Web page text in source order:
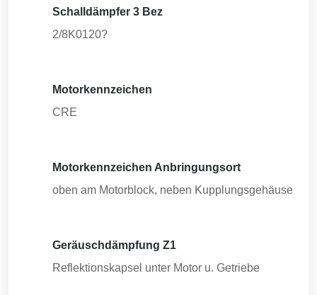
Schalldämpfer 3 Bez
2/8K0120?
Motorkennzeichen
CRE
Motorkennzeichen Anbringungsort
oben am Motorblock, neben Kupplungsgehäuse
Geräuschdämpfung Z1
Reflektionskapsel unter Motor u. Getriebe